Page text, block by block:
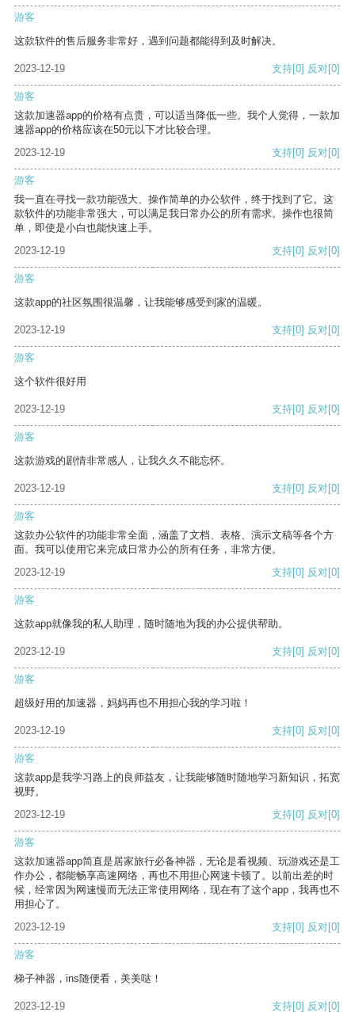
游客
这款软件的售后服务非常好，遇到问题都能得到及时解决。
2023-12-19 支持[0] 反对[0]
游客
这款加速器app的价格有点贵，可以适当降低一些。我个人觉得，一款加
速器app的价格应该在50元以下才比较合理。
2023-12-19
支持[0] 反对[0]
游客
我一直在寻找一款功能强大、操作简单的办公软件，终于找到了它。这
款软件的功能非常强大，可以满足我日常办公的所有需求。操作也很简
单，即使是小白也能快速上手。
2023-12-19
支持[0] 反对[0]
游客
这款app的社区氛围很温馨，让我能够感受到家的温暖。
2023-12-19 支持[0] 反对[0]
游客
这个软件很好用
2023-12-19 支持[0] 反对[0]
游客
这款游戏的剧情非常感人，让我久久不能忘怀。
2023-12-19 支持[0] 反对[0]
游客
这款办公软件的功能非常全面，涵盖了文档、表格、演示文稿等各个方
面。我可以使用它来完成日常办公的所有任务，非常方便。
2023-12-19
支持[0] 反对[0]
游客
这款app就像我的私人助理，随时随地为我的办公提供帮助。
2023-12-19 支持[0] 反对[0]
游客
超级好用的加速器，妈妈再也不用担心我的学习啦！
2023-12-19 支持[0] 反对[0]
游客
这款app是我学习路上的良师益友，让我能够随时随地学习新知识，拓宽
视野。
2023-12-19
支持[0] 反对[0]
游客
这款加速器app简直是居家旅行必备神器，无论是看视频、玩游戏还是工
作办公，都能畅享高速网络，再也不用担心网速卡顿了。以前出差的时
候，经常因为网速慢而无法正常使用网络，现在有了这个app，我再也不
用担心了。
2023-12-19
支持[0] 反对[0]
游客
梯子神器，ins随便看，美美哒！
2023-12-19 支持[0] 反对[0]